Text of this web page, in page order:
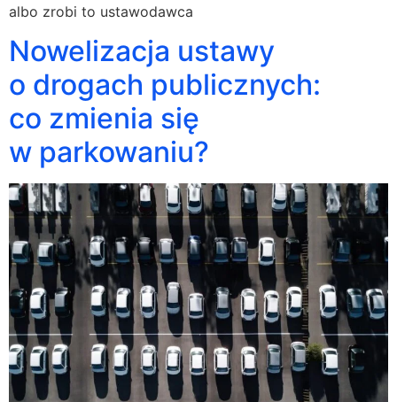
albo zrobi to ustawodawca
Nowelizacja ustawy
o drogach publicznych:
co zmienia się
w parkowaniu?